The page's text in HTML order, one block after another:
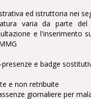
ed istruttoria nei
varia da parte del
e l'inserimento
e badge
e non retribuite
giornaliere per